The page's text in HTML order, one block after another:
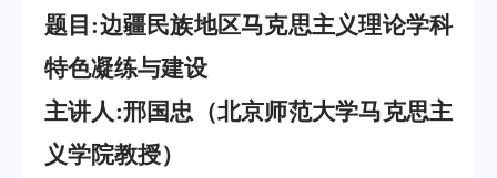
题目 :边疆民族地区马克思主义理论学科
特色凝练与建设
主讲人:邢国忠（北京师范大学马克思主
义学院教授）